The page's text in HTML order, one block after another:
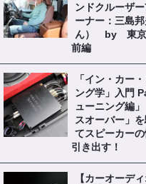
ンドクルーザ
ーナー：三島邦
ん） by 東
前編
「イン・カー
ング学」入門
ューニング編
スオーバー」
てスピーカー
引き出す！
【カーオーデ